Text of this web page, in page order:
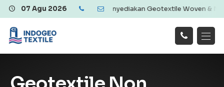
07 Agu 2026
dan Ekonomis | Menyediakan Geotextile Woven & Non Woven,
Tentang Kami
Galeri
Hubungi